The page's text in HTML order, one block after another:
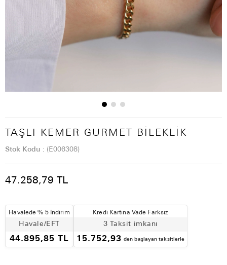
TAŞLI KEMER GURMET BILEKLIK
Stok Kodu (E006308)
47.258,79 TL
Havalede % 5 İndirim
Havale/EFT
44.895,85 TL
Kredi Kartına Vade Farksız
3 Taksit imkanı
15.752,93 den başlayan taksitlerle